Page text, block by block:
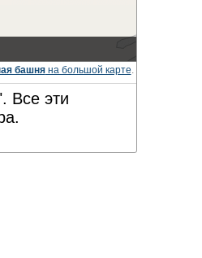
башняна большой карте.
Все эти